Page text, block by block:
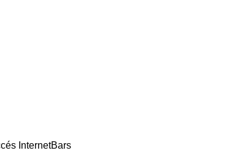
InternetBars